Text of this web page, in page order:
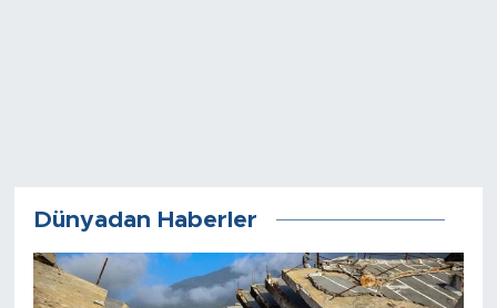
Dünyadan Haberler